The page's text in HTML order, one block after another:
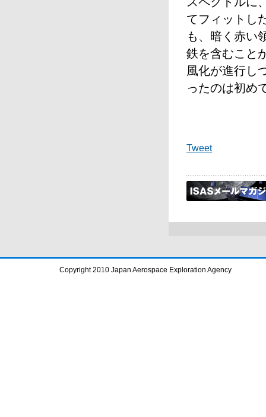
てフィットし
も、暗く赤い
鉄を含むこと
風化が進行し
ったのは初め
Tweet
Copyright 2010 Japan Aerospace Exploration Agency